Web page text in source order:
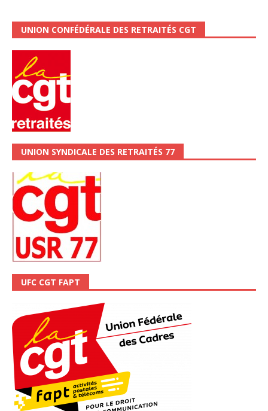
UNION CONFÉDÉRALE DES RETRAITÉS CGT
UNION SYNDICALE DES RETRAITÉS 77
UFC CGT FAPT